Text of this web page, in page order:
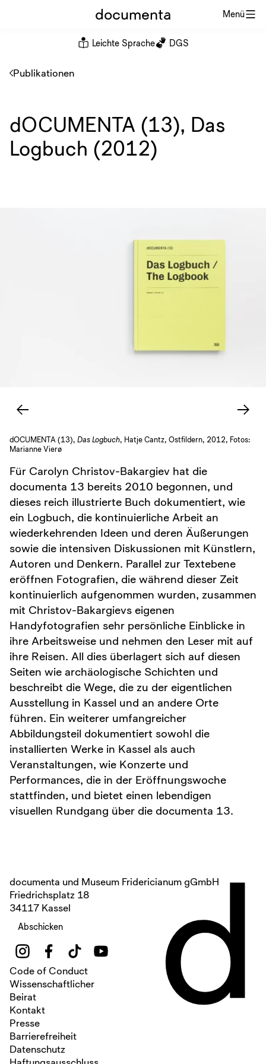
Menü
documenta
Leichte Sprache DGS
Publikationen
dOCUMENTA (13), Das
Logbuch (2012)
dOCUMENTA (13), Das Logbuch, Hatje Cantz, Ostfildern, 2012, Fotos:
Marianne Vierø
Für Carolyn Christov-Bakargiev hat die
documenta 13 bereits 2010 begonnen, und
dieses reich illustrierte Buch dokumentiert, wie
ein Logbuch, die kontinuierliche Arbeit an
wiederkehrenden Ideen und deren Äußerungen
sowie die intensiven Diskussionen mit Künstlern,
Autoren und Denkern. Parallel zur Textebene
eröffnen Fotografien, die während dieser Zeit
kontinuierlich aufgenommen wurden, zusammen
mit Christov-Bakargievs eigenen
Handyfotografien sehr persönliche Einblicke in
ihre Arbeitsweise und nehmen den Leser mit auf
ihre Reisen. All dies überlagert sich auf diesen
Seiten wie archäologische Schichten und
beschreibt die Wege, die zu der eigentlichen
Ausstellung in Kassel und an andere Orte
führen. Ein weiterer umfangreicher
Abbildungsteil dokumentiert sowohl die
installierten Werke in Kassel als auch
Veranstaltungen, wie Konzerte und
Performances, die in der Eröffnungswoche
stattfinden, und bietet einen lebendigen
visuellen Rundgang über die documenta 13.
documenta und Museum Fridericianum gGmbH
Friedrichsplatz 18
34117 Kassel
Abschicken
Code of Conduct
Wissenschaftlicher
Beirat
Kontakt
Presse
Barrierefreiheit
Datenschutz
d